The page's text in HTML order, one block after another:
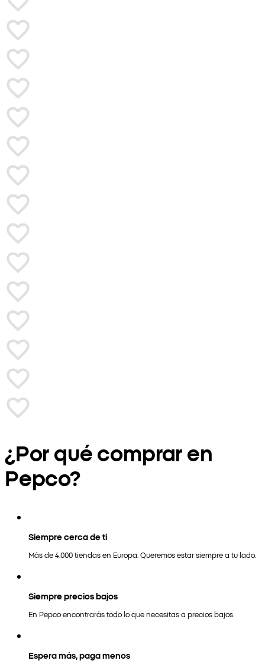
¿Por qué comprar en
Pepco?
Siempre cerca de ti
Más de 4.000 tiendas en Europa. Queremos estar siempre a tu lado.
Siempre precios bajos
En Pepco encontrarás todo lo que necesitas a precios bajos.
Espera más, paga menos